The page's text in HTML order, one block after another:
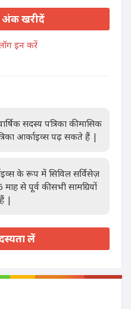
अंक खरीदें
इन करें
सदस्य पत्रिका की मासिक
आर्काइव्स पढ़ सकते हैं |
के रूप में सिविल सर्विसेज़
से पूर्व की सभी सामग्रियों
|
लें